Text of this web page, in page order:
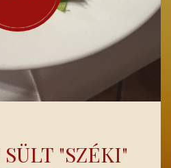
"SZÉKI"